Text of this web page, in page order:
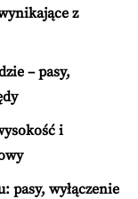
z
– pasy,
i
pasy, wyłączenie